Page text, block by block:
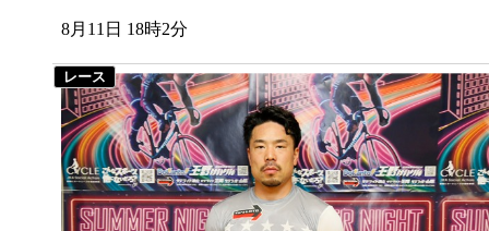
8月11日 18時2分